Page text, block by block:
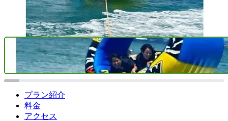
プラン紹介
料金
アクセス